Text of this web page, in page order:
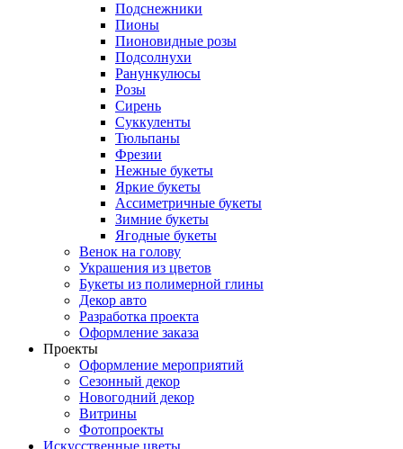
Подснежники
Пионы
Пионовидные розы
Подсолнухи
Ранункулюсы
Розы
Сирень
Суккуленты
Тюльпаны
Фрезии
Нежные букеты
Яркие букеты
Ассиметричные букеты
Зимние букеты
Ягодные букеты
Венок на голову
Украшения из цветов
Букеты из полимерной глины
Декор авто
Разработка проекта
Оформление заказа
Проекты
Оформление мероприятий
Сезонный декор
Новогодний декор
Витрины
Фотопроекты
Искусственные цветы